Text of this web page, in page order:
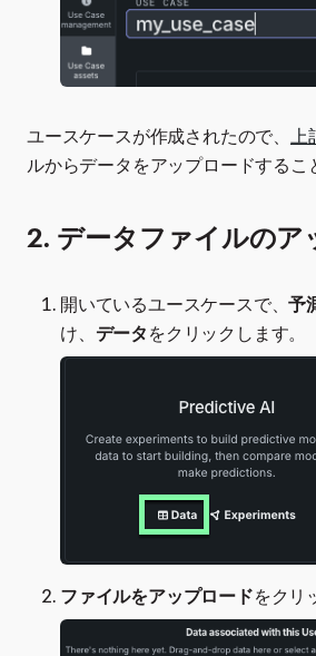
ユースケースが作成されたので、 上
ルからデータをアップロードするこ
2. データファイルのア
開いているユースケースで、予
け、 データ をクリックします。
ファイルをアップロードをクリ